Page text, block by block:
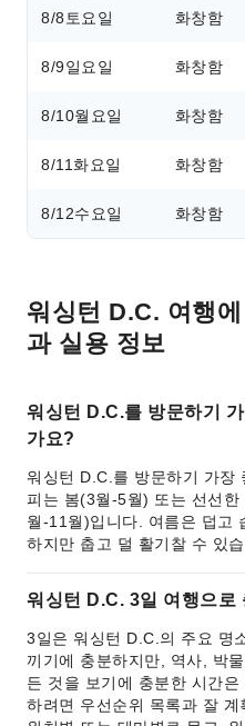
8/8 토요일 화창함
8/9일요일 화창함
8/10월요일 화창함
8/11 화요일 화창함
8/12수요일 화창함
워싱턴 D.C. 여행
과 실용 정보
워싱턴 D.C.를 방문하기
가요?
워싱턴 D.C.를 방문하기 가장
피는 봄(3월-5월) 또는 선선
월-11월)입니다. 여름은 덥고
하지만 춥고 덜 활기찰 수 있습
워싱턴 D.C. 3일 여행으로
3일은 워싱턴 D.C.의 주요 명
끼기에 충분하지만, 역사, 박
든 것을 보기에 충분한 시간
하려면 우선순위 목록과 잘